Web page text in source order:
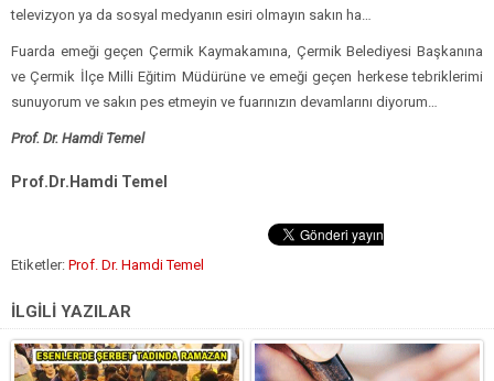
televizyon ya da sosyal medyanın esiri olmayın sakın ha…
Fuarda emeği geçen Çermik Kaymakamına, Çermik Belediyesi Başkanına
ve Çermik İlçe Milli Eğitim Müdürüne ve emeği geçen herkese tebriklerimi
sunuyorum ve sakın pes etmeyin ve fuarınızın devamlarını diyorum…
Prof. Dr. Hamdi Temel
Prof.Dr.Hamdi Temel
Etiketler: Prof. Dr. Hamdi Temel
İLGİLİ YAZILAR